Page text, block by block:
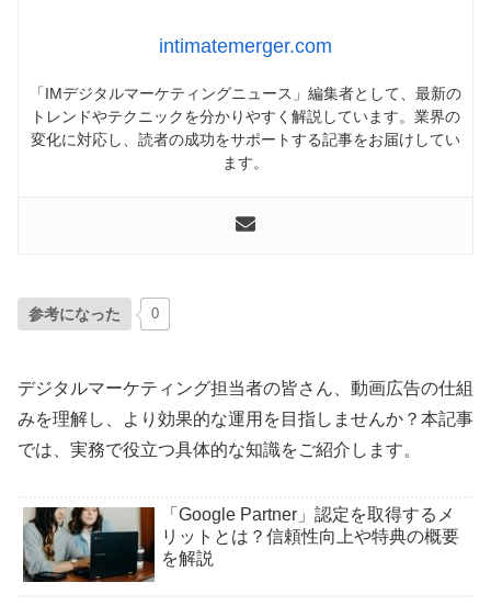
intimatemerger.com
「IMデジタルマーケティングニュース」編集者として、最新の
トレンドやテクニックを分かりやすく解説しています。業界の
変化に対応し、読者の成功をサポートする記事をお届けしてい
ます。
参考になった 0
デジタルマーケティング担当者の皆さん、動画広告の仕組
みを理解し、より効果的な運用を目指しませんか？本記事
では、実務で役立つ具体的な知識をご紹介します。
「Google Partner」認定を取得するメ
リットとは？信頼性向上や特典の概要
を解説